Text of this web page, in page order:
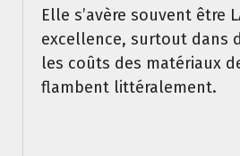
Elle s’avère souvent être
excellence, surtout dans
les coûts des matériaux
flambent littéralement.